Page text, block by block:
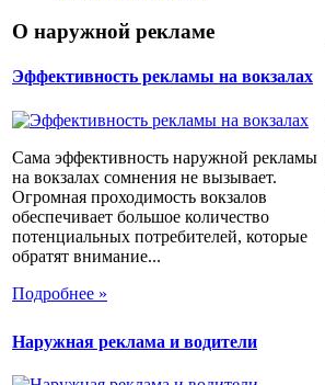
О наружной рекламе
Эффективность рекламы на вокзалах
Сама эффективность наружной рекламы
на вокзалах сомнения не вызывает.
Огромная проходимость вокзалов
обеспечивает большое количество
потенциальных потребителей, которые
обратят внимание...
Подробнее »
Наружная реклама и водители